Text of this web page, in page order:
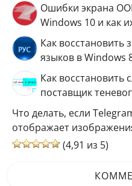
Ошибки экрана
Windows 10 и как
Как восстановить
языков в Windows
Как
поставщик
Что делать, если
отображает
(4,91 из 5)